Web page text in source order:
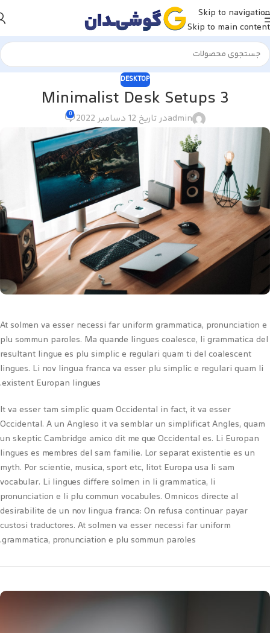
Skip to navigation
Skip to main content
DESKTOP
3 Minimalist Desk Setups
adminدر تاریخ 12 دسامبر 2022 0
At solmen va esser necessi far uniform grammatica, pronunciation e
plu sommun paroles. Ma quande lingues coalesce, li grammatica del
resultant lingue es plu simplic e regulari quam ti del coalescent
lingues. Li nov lingua franca va esser plu simplic e regulari quam li
existent Europan lingues.
It va esser tam simplic quam Occidental in fact, it va esser
Occidental. A un Angleso it va semblar un simplificat Angles, quam
un skeptic Cambridge amico dit me que Occidental es. Li Europan
lingues es membres del sam familie. Lor separat existentie es un
myth. Por scientie, musica, sport etc, litot Europa usa li sam
vocabular. Li lingues differe solmen in li grammatica, li
pronunciation e li plu commun vocabules. Omnicos directe al
desirabilite de un nov lingua franca: On refusa continuar payar
custosi traductores. At solmen va esser necessi far uniform
grammatica, pronunciation e plu sommun paroles.